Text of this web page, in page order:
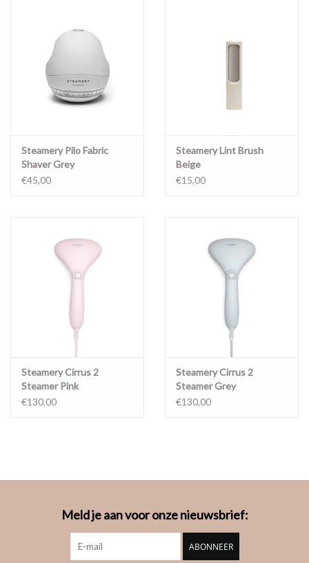
Steamery Pilo Fabric
Shaver Grey
€45,00
Steamery Lint Brush
Beige
€15,00
Steamery Cirrus 2
Steamer Pink
€130,00
Steamery Cirrus 2
Steamer Grey
€130,00
Meld je aan voor onze nieuwsbrief:
ABONNEER